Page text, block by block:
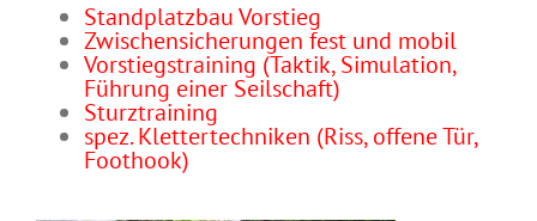
Standplatzbau Vorstieg
Zwischensicherungen fest und mobil
Vorstiegstraining (Taktik, Simulation,
Führung einer Seilschaft)
Sturztraining
spez. Klettertechniken (Riss, offene Tür,
Foothook)